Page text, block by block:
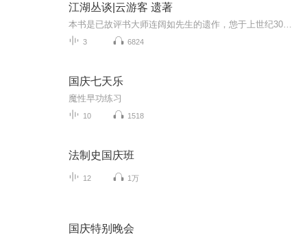
江湖丛谈|云游客 遗著
3 6824
国庆七天乐
魔性早功练习
10 1518
法制史国庆班
12 1万
国庆特别晚会